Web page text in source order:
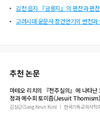
김천 읍지 『금릉지』의 편찬과 편
고려시대 운문사 창건연기의 변천과
추천 논문
마테오 리치의 『천주실의』에 나타난
정과 예수회 토미즘(Jesuit
김상근(Sang Keun Kim) 한국기독교회사학